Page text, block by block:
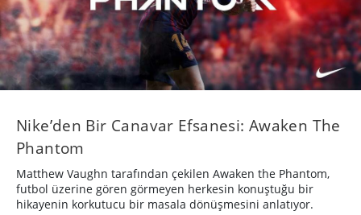
Nike’den Bir Canavar Efsanesi: Awaken The
Phantom
Matthew Vaughn tarafından çekilen Awaken the Phantom,
futbol üzerine gören görmeyen herkesin konuştuğu bir
hikayenin korkutucu bir masala dönüşmesini anlatıyor.